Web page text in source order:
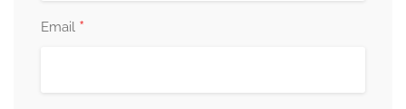
Email *